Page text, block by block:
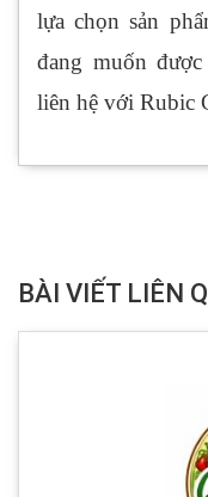
lựa chọn sản
đang muốn
liên hệ với Rubic
BÀI VIẾT LIÊN